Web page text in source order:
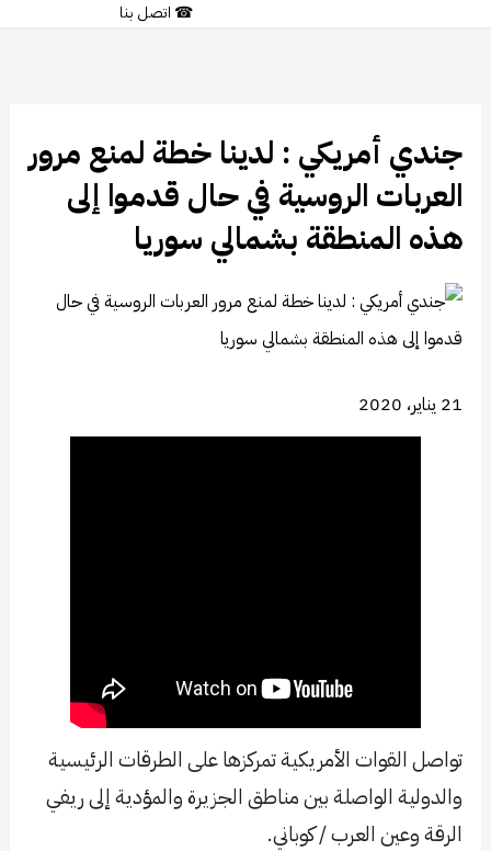
☎ اتصل بنا
جندي أمريكي : لدينا خطة لمنع مرور
العربات الروسية في حال قدموا إلى
هذه المنطقة بشمالي سوريا
21 يناير، 2020
تواصل القوات الأمريكية تمركزها على الطرقات الرئيسية
والدولية الواصلة بين مناطق الجزيرة والمؤدية إلى ريفي
الرقة وعين العرب / كوباني.